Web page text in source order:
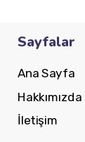
Sayfalar
Ana Sayfa
Hakkımızda
İletişim